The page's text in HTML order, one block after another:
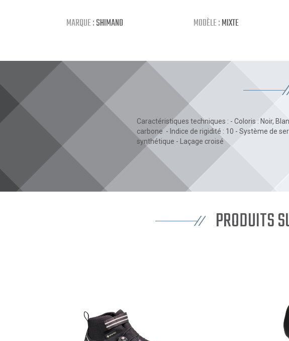
MARQUE :SHIMANO MODÈLE :MIXTE
Caractéristiques techniques : - Coloris : Noir,
carbone - Indice de rigidité : 10 - Système de
synthétique - Laçage croisé
PRODUITS